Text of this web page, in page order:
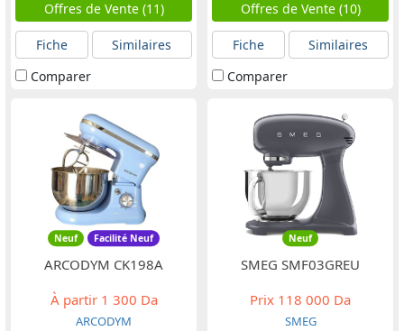
Offres de Vente (11)
Fiche
Similaires
Comparer
Offres de Vente (10)
Fiche
Similaires
Comparer
Neuf Facilité Neuf
ARCODYM CK198A
À partir1 300 Da
ARCODYM
Neuf
SMEG SMF03GREU
Prix 118 000 Da
SMEG